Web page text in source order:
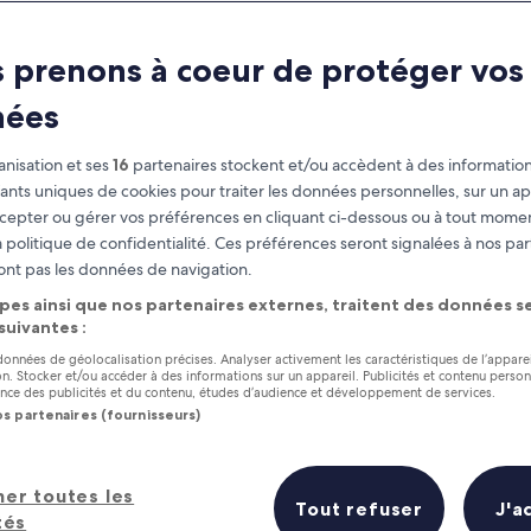
Gagnez des récompenses pour
chaque nuit séjournée
7 août - 9 août
: les 5 meilleurs hôtels à
prenons à coeur de protéger vos
et ses16 partenaires stockent et/ou accèdent à des
uniques de cookies pour traiter les données personnelles, sur un
ou gérer vos préférences en cliquant ci-dessous ou à tout
politique de confidentialité. Ces préférences seront signalées à nos
pas les données de navigation.
ainsi que nos partenaires externes, traitent des données
:
de géolocalisation précises. Analyser activement les caractéristiques de
Stocker et/ou accéder à des informations sur un appareil. Publicités et contenu
des publicités et du contenu, études d’audience et développement de services.
partenaires (fournisseurs)
toutes les
Tout refuser